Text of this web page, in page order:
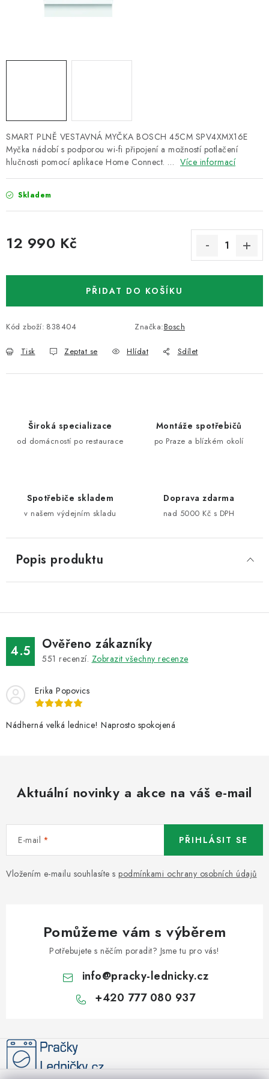
SMART PLNĚ VESTAVNÁ MYČKA BOSCH 45CM SPV4XMX16E
Myčka nádobí s podporou wi-fi připojení a možností potlačení
hlučnosti pomocí aplikace Home Connect. … Více informací
Skladem
12 990 Kč
PŘIDAT DO KOŠÍKU
Kód zboží: 838404 Značka:Bosch
Tisk Zeptat se Hlídat Sdílet
Široká specializace
od domácností po restaurace
Montáže spotřebičů
po Praze a blízkém okolí
Spotřebiče skladem
v našem výdejním skladu
Doprava zdarma
nad 5000 Kč s DPH
Popis produktu
4.5 Ověřeno zákazníky
551 recenzí. Zobrazit všechny recenze
Erika Popovics
Nádherná velká lednice! Naprosto spokojená
Aktuální novinky a akce na váš e-mail
E-mail
Vložením e-mailu souhlasíte s podmínkami ochrany osobních údajů
PŘIHLÁSIT SE
Pomůžeme vám s výběrem
Potřebujete s něčím poradit? Jsme tu pro vás!
info@pracky-lednicky.cz
+420 777 080 937
á